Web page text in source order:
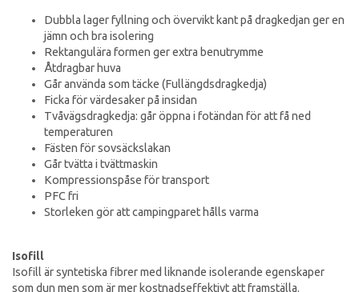
Dubbla lager fyllning och övervikt kant på dragkedjan ger en
jämn och bra isolering
Rektangulära formen ger extra benutrymme
Åtdragbar huva
Går använda som täcke (Fullängdsdragkedja)
Ficka för värdesaker på insidan
Tvåvägsdragkedja: går öppna i fotändan för att få ned
temperaturen
Fästen för sovsäckslakan
Går tvätta i tvättmaskin
Kompressionspåse för transport
PFC fri
Storleken gör att campingparet hålls varma
Isofill
Isofill är syntetiska fibrer med liknande isolerande egenskaper
som dun men som är mer kostnadseffektivt att framställa.